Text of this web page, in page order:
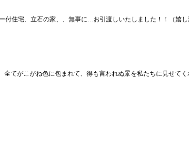
住宅、立石の家、、無事に...お引渡しいたしました！！（
てがこがね色に包まれて、得も言われぬ景を私たちに見せて